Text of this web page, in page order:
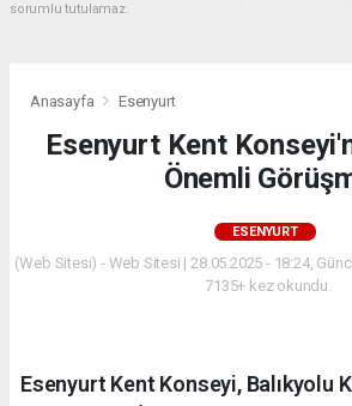
sorumlu tutulamaz.
Anasayfa Esenyurt
Esenyurt Kent
Önemli
ESENYURT
(Web Sitesi) - Web Sitesi | 28.05.2025 - 18:24,
7135+ kez okundu.
Esenyurt Kent Konseyi, Balıkyolu